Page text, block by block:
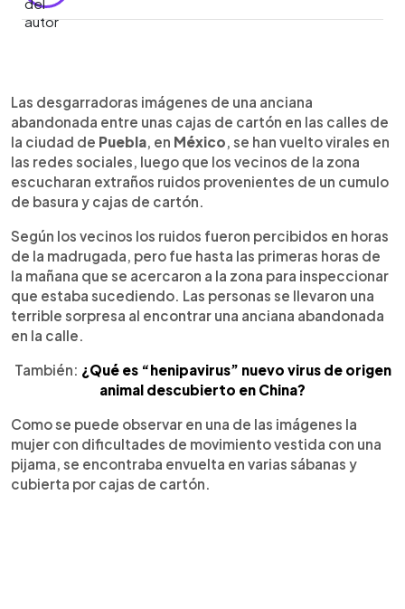
Escuchar artículo
Las desgarradoras imágenes de una anciana
abandonada entre unas cajas de cartón en las calles de
la ciudad de Puebla, en México, se han vuelto virales en
las redes sociales, luego que los vecinos de la zona
escucharan extraños ruidos provenientes de un cumulo
de basura y cajas de cartón.
Según los vecinos los ruidos fueron percibidos en horas
de la madrugada, pero fue hasta las primeras horas de
la mañana que se acercaron a la zona para inspeccionar
que estaba sucediendo. Las personas se llevaron una
terrible sorpresa al encontrar una anciana abandonada
en la calle.
También: ¿Qué es “henipavirus” nuevo virus de origen
animal descubierto en China?
Como se puede observar en una de las imágenes la
mujer con dificultades de movimiento vestida con una
pijama, se encontraba envuelta en varias sábanas y
cubierta por cajas de cartón.